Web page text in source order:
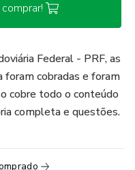
Federal - PRF, as
foram cobradas e foram
cobre todo o conteúdo
completa e questões.